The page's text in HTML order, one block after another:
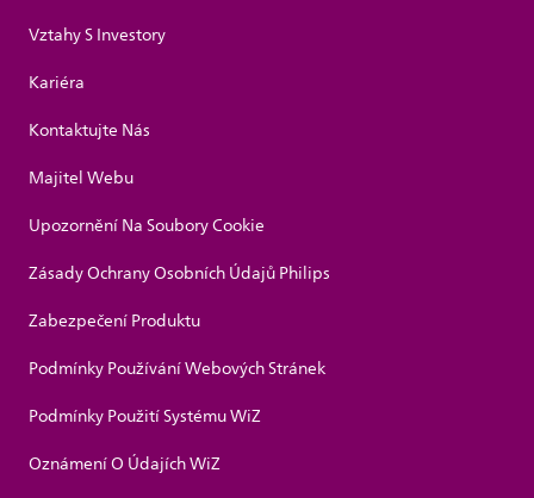
Vztahy S Investory
Kariéra
Kontaktujte Nás
Majitel Webu
Upozornění Na Soubory Cookie
Zásady Ochrany Osobních Údajů Philips
Zabezpečení Produktu
Podmínky Používání Webových Stránek
Podmínky Použití Systému WiZ
Oznámení O Údajích WiZ